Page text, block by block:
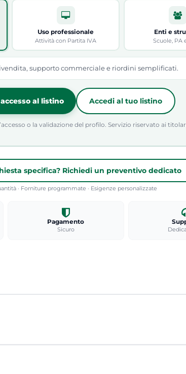
Uso professionale
Attività con Partita IVA
Enti e
Scuole, PA
supporto commerciale e riordini semplificati.
al listino Accedi al tuo listino
o la validazione del profilo. Servizio riservato ai
specifica? Richiedi un preventivo dedicato
· Forniture programmate · Esigenze personalizzate
Pagamento
Sicuro